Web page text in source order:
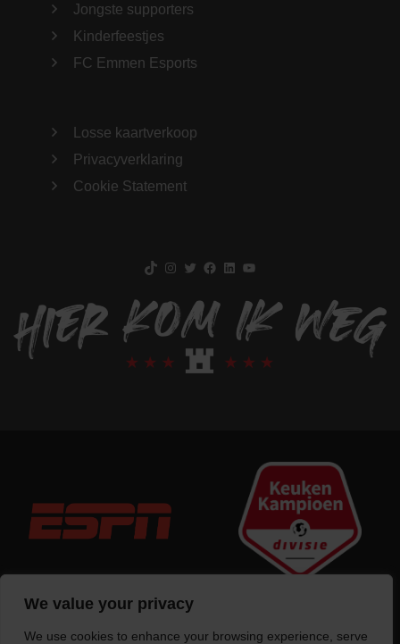
We value your privacy
We use cookies to enhance your browsing experience, serve
Jongste supporters
Kinderfeestjes
FC Emmen Esports
Losse kaartverkoop
Privacyverklaring
Cookie Statement